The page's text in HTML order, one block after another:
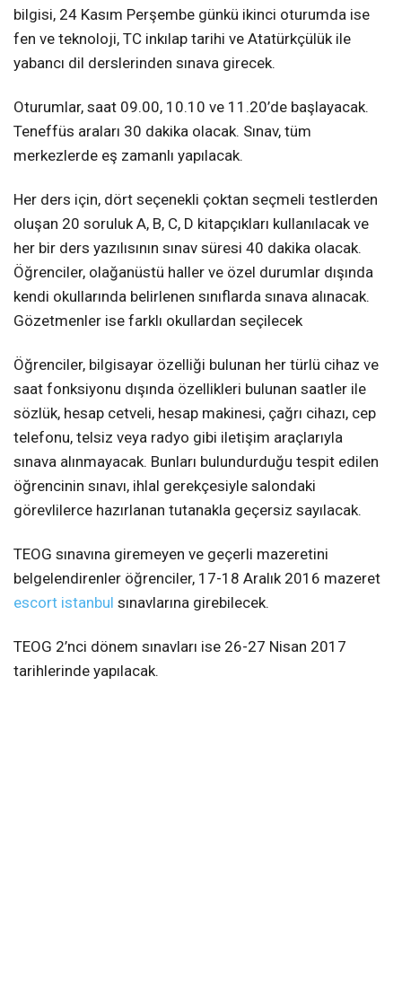
bilgisi, 24 Kasım Perşembe günkü ikinci oturumda ise
fen ve teknoloji, TC inkılap tarihi ve Atatürkçülük ile
yabancı dil derslerinden sınava girecek.
Oturumlar, saat 09.00, 10.10 ve 11.20’de başlayacak.
Teneffüs araları 30 dakika olacak. Sınav, tüm
merkezlerde eş zamanlı yapılacak.
Her ders için, dört seçenekli çoktan seçmeli testlerden
oluşan 20 soruluk A, B, C, D kitapçıkları kullanılacak ve
her bir ders yazılısının sınav süresi 40 dakika olacak.
Öğrenciler, olağanüstü haller ve özel durumlar dışında
kendi okullarında belirlenen sınıflarda sınava alınacak.
Gözetmenler ise farklı okullardan seçilecek
Öğrenciler, bilgisayar özelliği bulunan her türlü cihaz ve
saat fonksiyonu dışında özellikleri bulunan saatler ile
sözlük, hesap cetveli, hesap makinesi, çağrı cihazı, cep
telefonu, telsiz veya radyo gibi iletişim araçlarıyla
sınava alınmayacak. Bunları bulundurduğu tespit edilen
öğrencinin sınavı, ihlal gerekçesiyle salondaki
görevlilerce hazırlanan tutanakla geçersiz sayılacak.
TEOG sınavına giremeyen ve geçerli mazeretini
belgelendirenler öğrenciler, 17-18 Aralık 2016 mazeret
escort istanbul sınavlarına girebilecek.
TEOG 2’nci dönem sınavları ise 26-27 Nisan 2017
tarihlerinde yapılacak.